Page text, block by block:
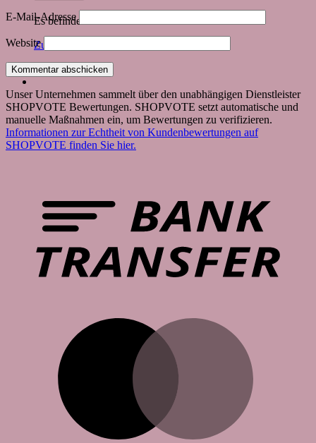
Es befinden sich keine Produkte im Warenkorb.
Zurück zum Shop
E-Mail-Adresse
Website
Unser Unternehmen sammelt über den unabhängigen Dienstleister
SHOPVOTE Bewertungen. SHOPVOTE setzt automatische und
manuelle Maßnahmen ein, um Bewertungen zu verifizieren.
Informationen zur Echtheit von Kundenbewertungen auf
SHOPVOTE finden Sie hier.